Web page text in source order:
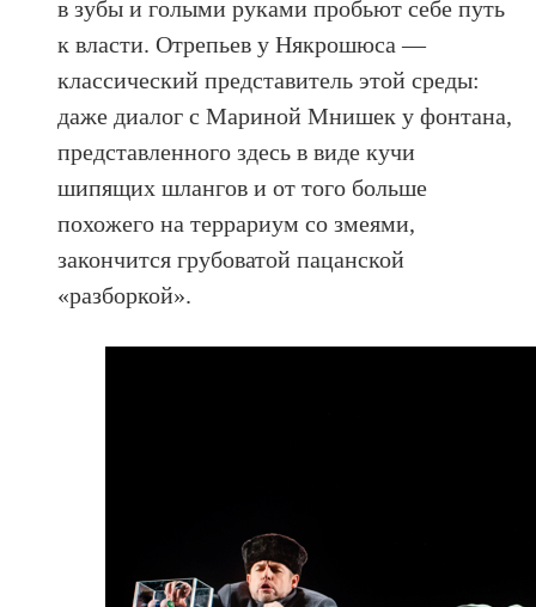
в зубы и голыми руками пробьют себе путь
к власти. Отрепьев у Някрошюса —
классический представитель этой среды:
даже диалог с Мариной Мнишек у фонтана,
представленного здесь в виде кучи
шипящих шлангов и от того больше
похожего на террариум со змеями,
закончится грубоватой пацанской
«разборкой».